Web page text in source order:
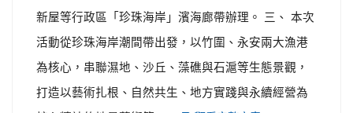
新屋等行政區「珍珠海岸」濱海廊帶辦理。 三、 本次
活動從珍珠海岸潮間帶出發，以竹圍、永安兩大漁港
為核心，串聯濕地、沙丘、藻礁與石滬等生態景觀，
打造以藝術扎根、自然共生、地方實踐與永續經營為